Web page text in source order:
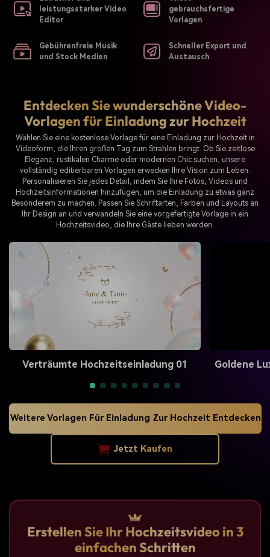
leistungsstarker Video
Editor
gebrauchsfertige
Vorlagen
Gebührenfreie Musik
und Stock Medien
Schneller Export und
Austausch
Entdecken Sie wunderschöne Video-
Vorlagen für Einladung zur Hochzeit
Wählen Sie eine kostenlose Vorlage für eine Einladung zur Hochzeit in
Videoform, die Ihren großen Tag zum Strahlen bringt. Ob Sie zeitlose
Eleganz, rustikalen Charme oder modernen Chic suchen, unsere
vollständig editierbaren Vorlagen erwecken Ihre Vision zum Leben.
Personalisieren Sie jedes Detail, indem Sie Ihre Fotos, Videos und
Hochzeitsinformationen hinzufügen, um die Einladung zu etwas ganz
Besonderem zu machen. Passen Sie Schriftarten, Farben und Layouts an
Ihr Design an und verwandeln Sie eine vorgefertigte Vorlage in ein
Hochzeitsvideo, die Ihre Gäste lieben werden.
Verträumte Hochzeitseinladung 01 Goldene
Weitere Vorlagen Für Einladung Zur Hochzeit Entdecken
Jetzt Kaufen
Erstellen Sie Ihr Hochzeitsvideo in 3
einfachen Schritten